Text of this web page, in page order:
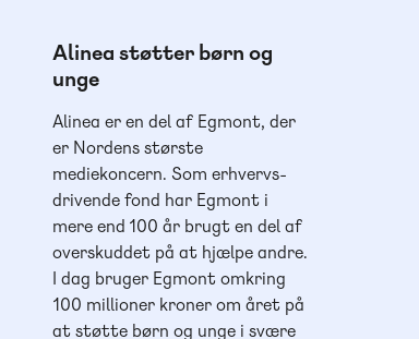
Alinea støtter børn og
unge
Alinea er en del af Egmont, der
er Nordens største
mediekoncern. Som erhvervs-
drivende fond har Egmont i
mere end 100 år brugt en del af
overskuddet på at hjælpe andre.
I dag bruger Egmont omkring
100 millioner kroner om året på
at støtte børn og unge i svære